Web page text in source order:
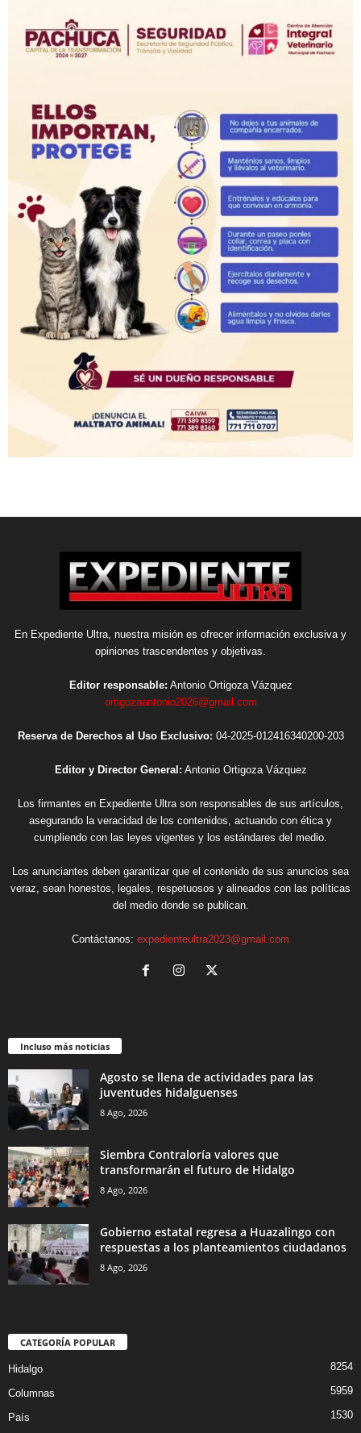
En Expediente Ultra, nuestra misión es ofrecer información exclusiva y
opiniones trascendentes y objetivas.
Editor responsable: Antonio Ortigoza Vázquez
ortigozaantonio2026@gmail.com
Reserva de Derechos al Uso Exclusivo: 04-2025-012416340200-203
Editor y Director General: Antonio Ortigoza Vázquez
Los firmantes en Expediente Ultra son responsables de sus artículos,
asegurando la veracidad de los contenidos, actuando con ética y
cumpliendo con las leyes vigentes y los estándares del medio.
Los anunciantes deben garantizar que el contenido de sus anuncios sea
veraz, sean honestos, legales, respetuosos y alineados con las políticas
del medio donde se publican.
Contáctanos: expedienteultra2023@gmail.com
Incluso más noticias
Agosto se llena de actividades para las
juventudes hidalguenses
8 Ago, 2026
Siembra Contraloría valores que
transformarán el futuro de Hidalgo
8 Ago, 2026
Gobierno estatal regresa a Huazalingo con
respuestas a los planteamientos ciudadanos
8 Ago, 2026
CATEGORÍA POPULAR
Hidalgo 8254
Columnas 5959
País
1530